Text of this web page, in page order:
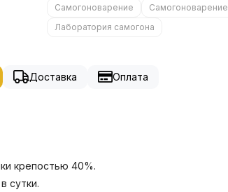
Самогоноварение Самогоноварение
Лаборатория самогона
Доставка Оплата
крепостью 40%.
сутки.